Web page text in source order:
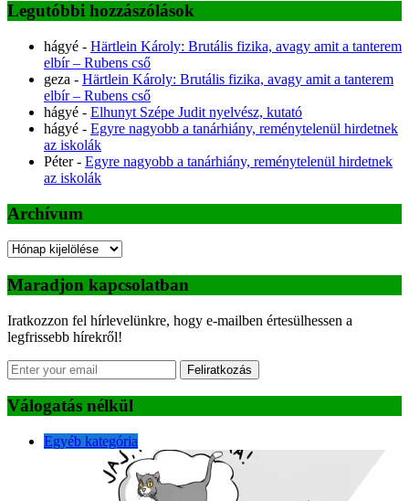
Legutóbbi hozzászólások
hágyé - Härtlein Károly: Brutális fizika, avagy amit a tanterem
elbír – Rubens cső
geza - Härtlein Károly: Brutális fizika, avagy amit a tanterem
elbír – Rubens cső
hágyé - Elhunyt Szépe Judit nyelvész, kutató
hágyé - Egyre nagyobb a tanárhiány, reménytelenül hirdetnek
az iskolák
Péter- Egyre nagyobb a tanárhiány, reménytelenül hirdetnek
az iskolák
Archívum
Archívum
Maradjon kapcsolatban
Iratkozzon fel hírlevelünkre, hogy e-mailben értesülhessen a
legfrissebb hírekről!
Feliratkozás
Válogatás nélkül
Egyéb kategória